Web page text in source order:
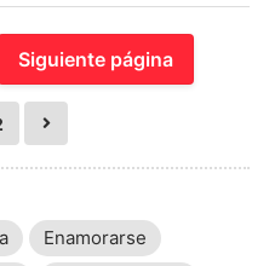
Siguiente página
Enamorarse